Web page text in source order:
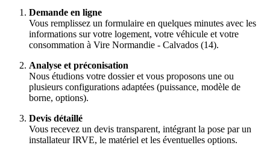
Demande en ligne
Vous remplissez un formulaire en quelques minutes avec les
informations sur votre logement, votre véhicule et votre
consommation à Vire Normandie - Calvados (14).
Analyse et préconisation
Nous étudions votre dossier et vous proposons une ou
plusieurs configurations adaptées (puissance, modèle de
borne, options).
Devis détaillé
Vous recevez un devis transparent, intégrant la pose par un
installateur IRVE, le matériel et les éventuelles options.